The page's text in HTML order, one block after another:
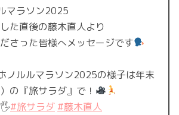
マラソン2025
た直後の藤木直人より
さった皆様へメッセージです
ノルルマラソン2025の様子は年末
の『旅サラダ』で！
🖐️#旅サラダ #藤木直人